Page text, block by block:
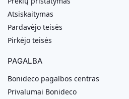
Atsiskaitymas
Pardavėjo teisės
Pirkėjo teisės
PAGALBA
Bonideco pagalbos centras
Privalumai Bonideco